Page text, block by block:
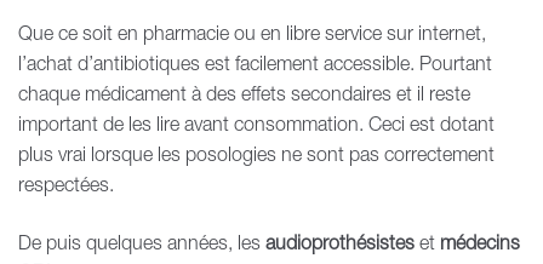
Que ce soit en pharmacie ou en libre service sur internet,
l’achat d’antibiotiques est facilement accessible. Pourtant
chaque médicament à des effets secondaires et il reste
important de les lire avant consommation. Ceci est dotant
plus vrai lorsque les posologies ne sont pas correctement
respectées.
De puis quelques années, les audioprothésistes et médecins